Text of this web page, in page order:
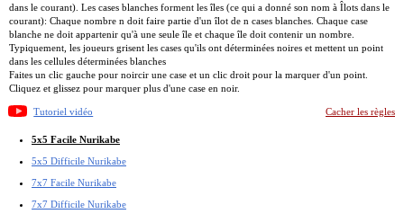
dans le courant). Les cases blanches forment les îles (ce qui a donné son nom à Îlots dans le
courant): Chaque nombre n doit faire partie d'un îlot de n cases blanches. Chaque case
blanche ne doit appartenir qu'à une seule île et chaque île doit contenir un nombre.
Typiquement, les joueurs grisent les cases qu'ils ont déterminées noires et mettent un point
dans les cellules déterminées blanches
Faites un clic gauche pour noircir une case et un clic droit pour la marquer d'un point.
Cliquez et glissez pour marquer plus d'une case en noir.
Tutoriel vidéo Cacher les règles
5x5 Facile Nurikabe
5x5 Difficile Nurikabe
7x7 Facile Nurikabe
7x7 Difficile Nurikabe